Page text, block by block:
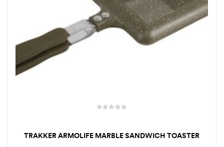
TRAKKER ARMOLIFE MARBLE SANDWICH TOASTER